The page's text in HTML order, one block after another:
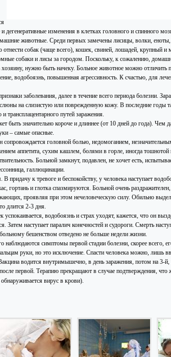
изменения в клетках головного и спинного
животные. Среди первых замечены лисицы, волки,
собак (чаще всего), кошек, свиней, лошадей, крупный и
собаки и лисы за городом. Поскольку, к сожалению,
нужно быть начеку. Больное животное можно отличить
водобоязнь, повышенная агрессивность. К счастью, для
заболевания, далее в течение всего периода болезни.
на слизистую или поврежденную кожу. В последние годы
трансплацентарного путей заражения.
быть значительно короче и длиннее (от 10 дней до года). Чем
– самые опасные.
сопровождается головной болью, недомоганием,
аппетита, сухим кашлем, болями в горле, иногда
Больной замкнут, подавлен, не хочет есть,
галлюцинации.
придачу к тревоге и беспокойству, у человека наступает
гортань и глотка спазмируются. Больной очень
проявляя при этом нечеловеческую силу. Обильно
длится 2-3 дня.
успокаивается, водобоязнь и страх уходят, кажется, что он
Затем наступает паралич конечностей и судороги. Смерть
бешенством отведено не больше недели жизни.
симптомы первой стадии болезни, скорее всего,
руки, но это исключение. Спасти человека можно, лишь
водится внутримышечно, в день заражения, потом на 3-
первой. Терапию прекращают в случае подтверждения, что
вирус в крови).